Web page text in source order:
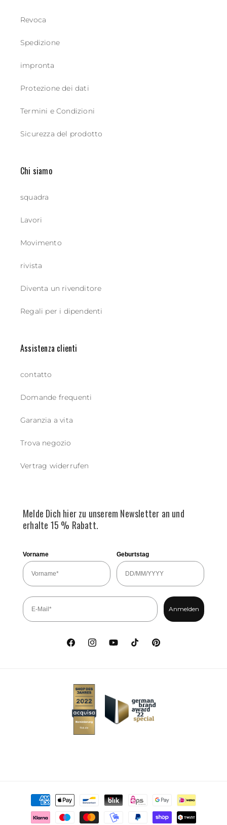
Revoca
Spedizione
impronta
Protezione dei dati
Termini e Condizioni
Sicurezza del prodotto
Chi siamo
squadra
Lavori
Movimento
rivista
Diventa un rivenditore
Regali per i dipendenti
Assistenza clienti
contatto
Domande frequenti
Garanzia a vita
Trova negozio
Vertrag widerrufen
Melde Dich hier zu unserem Newsletter an und
erhalte 15 % Rabatt.
Vorname Geburtstag
Anmelden
FacebookInstagramYouTubeTikTok Pinterest
Metodi di pagamento